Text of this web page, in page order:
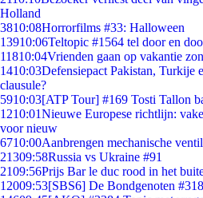
Holland
3810:08Horrorfilms #33: Halloween
13910:06Teltopic #1564 tel door en
11810:04Vrienden gaan op vakantie
1410:03Defensiepact Pakistan, Turkije
clausule?
5910:03[ATP Tour] #169 Tosti Tallon
1210:01Nieuwe Europese richtlijn:
voor nieuw
6710:00Aanbrengen mechanische
21309:58Russia vs Ukraine #91
2109:56Prijs Bar le duc rood in het
12009:53[SBS6] De Bondgenoten